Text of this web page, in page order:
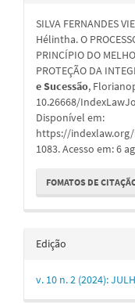
artigo
SILVA FERNANDES
Hélintha. O
PRINCÍPIO DO
PROTEÇÃO DA
e Sucessão,
10.26668/
Disponível em:
https://
1083. Acesso em: 6
FOMATOS DE
Edição
v. 10 n. 2 (2024):